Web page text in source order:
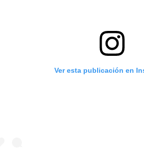
Ver esta publicación en